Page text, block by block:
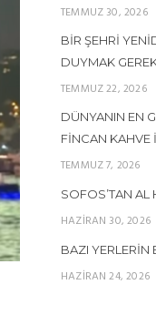
TEMMUZ 30, 2026
BIR ŞEHRI
DUYMAK
TEMMUZ 22, 2026
DÜNYANIN EN
FINCAN KAHVE
TEMMUZ 7, 2026
SOFOS’TAN AL
HAZIRAN 30, 2026
BAZI YERLERIN
HAZIRAN 24, 2026